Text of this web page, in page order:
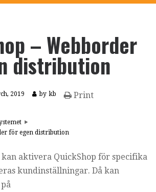
– Webborder
distribution
2019 by kb Print
för egen distribution
aktivera QuickShop för specifika
kundinställningar. Då kan